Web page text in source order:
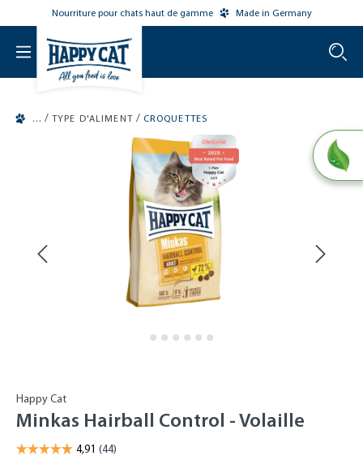
main contentNourriture pour chats haut de gamme Made in Germany
/ TYPE D'ALIMENT / CROQUETTES
Happy Cat
Minkas Hairball Control - Volaille